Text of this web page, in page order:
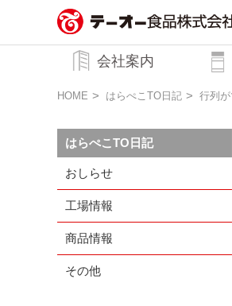
務用調味料・香辛料メーカーのテーオ
ー食品株式会社
会社案内
HOME はらぺこTO日記 行列が
はらぺこTO日記
おしらせ
工場情報
商品情報
その他